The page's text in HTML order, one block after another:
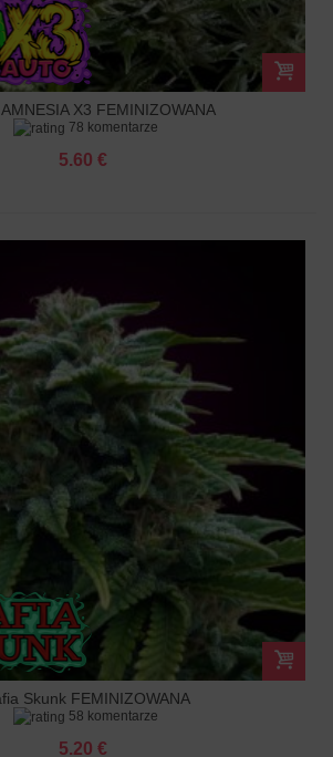
X3 FEMINIZOWANA
78 komentarze
5.60 €
Skunk FEMINIZOWANA
58 komentarze
5.20 €